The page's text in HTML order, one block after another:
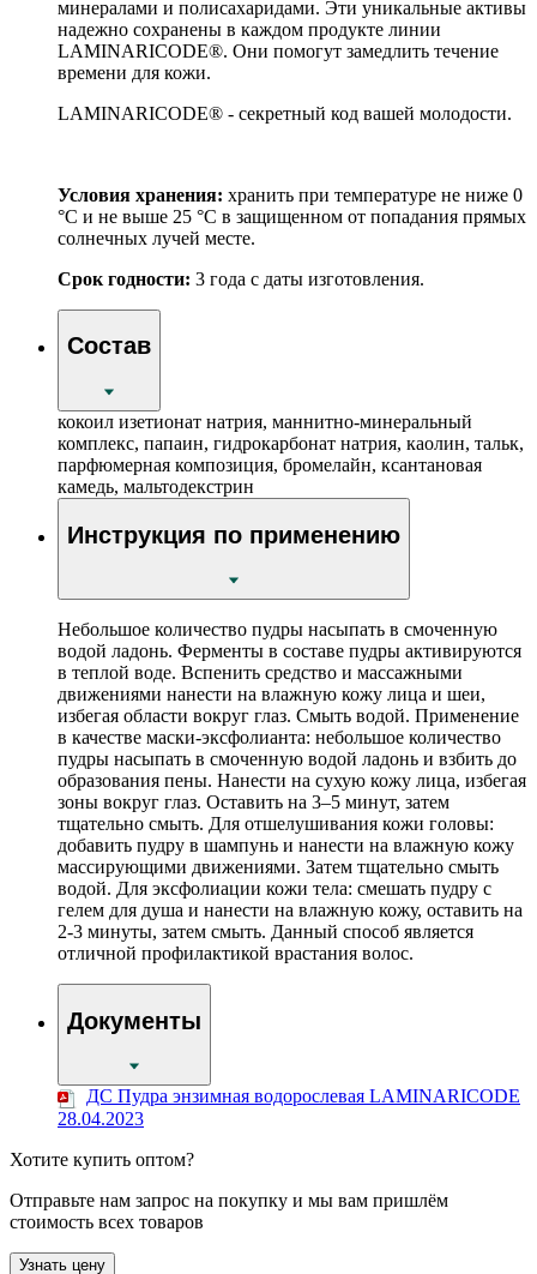
минералами и полисахаридами. Эти уникальные активы
надежно сохранены в каждом продукте линии
LAMINARICODE®. Они помогут замедлить течение
времени для кожи.
LAMINARICODE® - секретный код вашей молодости.
Условия хранения: хранить при температуре не ниже 0
°С и не выше 25 °С в защищенном от попадания прямых
солнечных лучей месте.
Срок годности: 3 года с даты изготовления.
Состав
кокоил изетионат натрия, маннитно-минеральный
комплекс, папаин, гидрокарбонат натрия, каолин, тальк,
парфюмерная композиция, бромелайн, ксантановая
камедь, мальтодекстрин
Инструкция по применению
Небольшое количество пудры насыпать в смоченную
водой ладонь. Ферменты в составе пудры активируются
в теплой воде. Вспенить средство и массажными
движениями нанести на влажную кожу лица и шеи,
избегая области вокруг глаз. Смыть водой. Применение
в качестве маски-эксфолианта: небольшое количество
пудры насыпать в смоченную водой ладонь и взбить до
образования пены. Нанести на сухую кожу лица, избегая
зоны вокруг глаз. Оставить на 3–5 минут, затем
тщательно смыть. Для отшелушивания кожи головы:
добавить пудру в шампунь и нанести на влажную кожу
массирующими движениями. Затем тщательно смыть
водой. Для эксфолиации кожи тела: смешать пудру с
гелем для душа и нанести на влажную кожу, оставить на
2-3 минуты, затем смыть. Данный способ является
отличной профилактикой врастания волос.
Документы
ДС Пудра энзимная водорослевая LAMINARICODE
28.04.2023
Хотите купить оптом?
Отправьте нам запрос на покупку и мы вам пришлём
стоимость всех товаров
Узнать цену